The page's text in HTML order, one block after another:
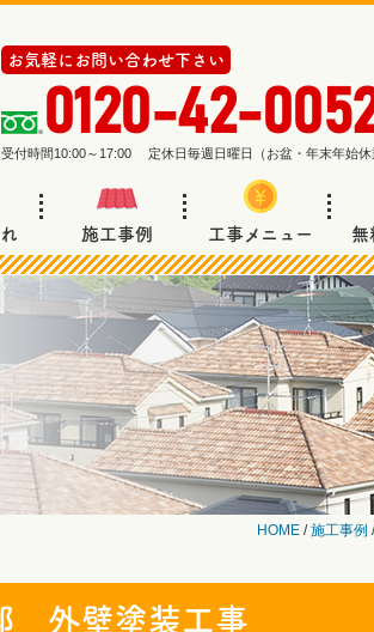
お気軽にお問い合わせ下さい
0120-42-
受付時間10:00～17:00 定休日毎週日曜日（お盆・年末年始休
施工事例 工事メニュー 無
HOME /施工事例
外壁塗装工事